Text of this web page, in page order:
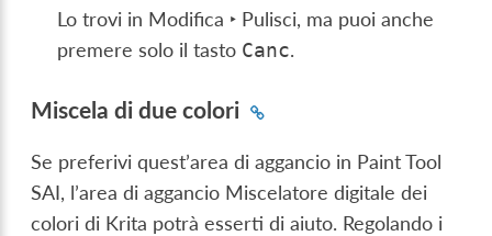
Lo trovi in Modifica ‣ Pulisci, ma puoi anche
premere solo il tasto Canc.
Miscela di due colori
Se preferivi quest’area di aggancio in Paint Tool
SAI, l’area di aggancio Miscelatore digitale dei
colori di Krita potrà esserti di aiuto. Regolando i